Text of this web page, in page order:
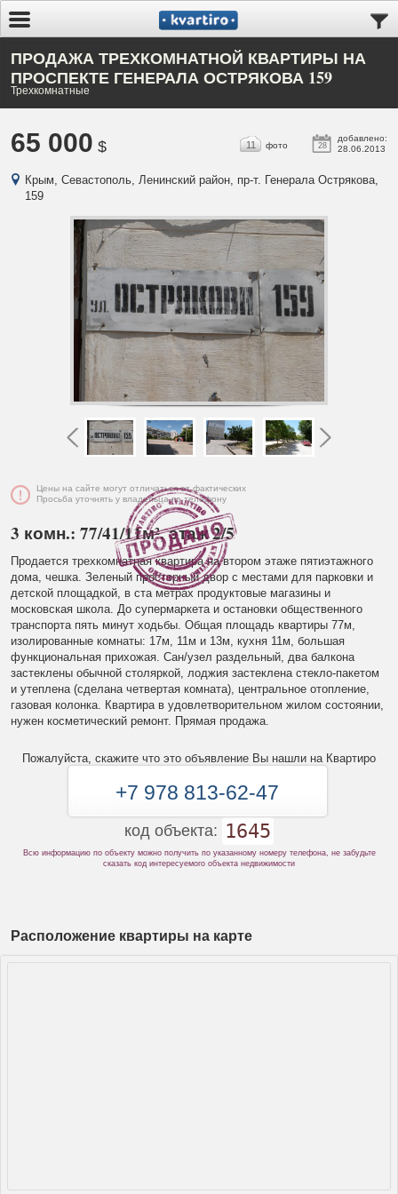
ПРОДАЖА ТРЕХКОМНАТНОЙ КВАРТИРЫ НА
ПРОСПЕКТЕ ГЕНЕРАЛА ОСТРЯКОВА 159
Трехкомнатные
65 000 $ 28
добавлено:
28.06.2013
11 фото
Крым, Севастополь, Ленинский район, пр-т. Генерала Острякова,
159
Цены на сайте могут отличаться от фактических
Просьба уточнять у владельца по телефону
3 комн.: 77/41/11м², этаж 2/5
Продается трехкомнатная квартира на втором этаже пятиэтажного
дома, чешка. Зеленый просторный двор с местами для парковки и
детской площадкой, в ста метрах продуктовые магазины и
московская школа. До супермаркета и остановки общественного
транспорта пять минут ходьбы. Общая площадь квартиры 77м,
изолированные комнаты: 17м, 11м и 13м, кухня 11м, большая
функциональная прихожая. Сан/узел раздельный, два балкона
застеклены обычной столяркой, лоджия застеклена стекло-пакетом
и утеплена (сделана четвертая комната), центральное отопление,
газовая колонка. Квартира в удовлетворительном жилом состоянии,
нужен косметический ремонт. Прямая продажа.
Пожалуйста, скажите что это объявление Вы нашли на Квартиро
+7 978 813-62-47
код объекта: 1645
Всю информацию по объекту можно получить по указанному номеру телефона, не забудьте
сказать код интересуемого объекта недвижимости
Расположение квартиры на карте